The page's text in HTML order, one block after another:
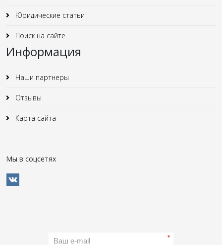
Юридические статьи
Поиск на сайте
Информация
Наши партнеры
Отзывы
Карта сайта
Мы в соцсетях
*